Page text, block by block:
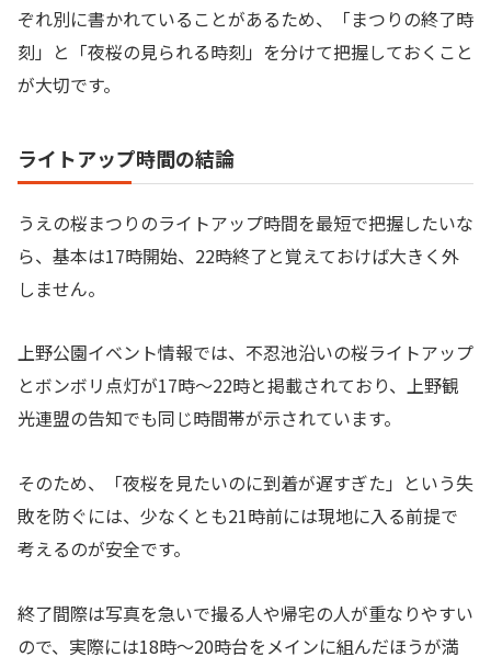
ぞれ別に書かれていることがあるため、「まつりの終了時
刻」と「夜桜の見られる時刻」を分けて把握しておくこと
が大切です。
ライトアップ時間の結論
うえの桜まつりのライトアップ時間を最短で把握したいな
ら、基本は17時開始、22時終了と覚えておけば大きく外
しません。
上野公園イベント情報では、不忍池沿いの桜ライトアップ
とボンボリ点灯が17時〜22時と掲載されており、上野観
光連盟の告知でも同じ時間帯が示されています。
そのため、「夜桜を見たいのに到着が遅すぎた」という失
敗を防ぐには、少なくとも21時前には現地に入る前提で
考えるのが安全です。
終了間際は写真を急いで撮る人や帰宅の人が重なりやすい
ので、実際には18時〜20時台をメインに組んだほうが満